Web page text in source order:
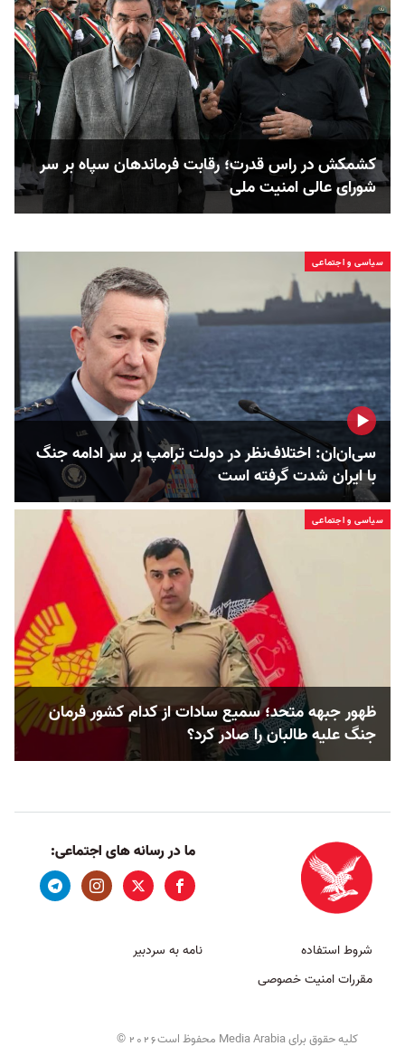
کشمکش در راس قدرت؛ رقابت فرماندهان سپاه بر سر
شورای عالی امنیت ملی
سیاسی و اجتماعی
سی‌ان‌ان: اختلاف‌نظر در دولت ترامپ بر سر ادامه جنگ
با ایران شدت گرفته است
سیاسی و اجتماعی
ظهور جبهه متحد؛ سمیع سادات از کدام کشور فرمان
جنگ علیه طالبان را صادر کرد؟
ما در رسانه های اجتماعی:
شروط استفاده
مقررات امنیت خصوصی
نامه به سردبیر
کلیه حقوق برای Media Arabia محفوظ است 2026
©